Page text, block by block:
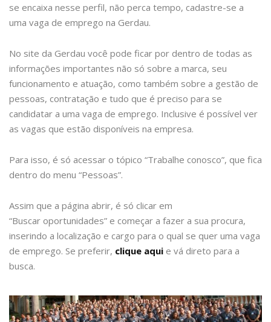
se encaixa nesse perfil, não perca tempo, cadastre-se a
uma vaga de emprego na Gerdau.
No site da Gerdau você pode ficar por dentro de todas as
informações importantes não só sobre a marca, seu
funcionamento e atuação, como também sobre a gestão de
pessoas, contratação e tudo que é preciso para se
candidatar a uma vaga de emprego. Inclusive é possível ver
as vagas que estão disponíveis na empresa.
Para isso, é só acessar o tópico “Trabalhe conosco”, que fica
dentro do menu “Pessoas”.
Assim que a página abrir, é só clicar em
“Buscar oportunidades” e começar a fazer a sua procura,
inserindo a localização e cargo para o qual se quer uma vaga
de emprego. Se preferir, clique aqui e vá direto para a
busca.